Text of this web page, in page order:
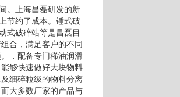
。上海昌磊研发的新
节约了成本。锤式破
式破碎站等是昌磊目
合，满足客户的不同
．配备专门稀油润滑
够快速做好大块物料
细碎粒级的物料分离
大多数厂家的产品与